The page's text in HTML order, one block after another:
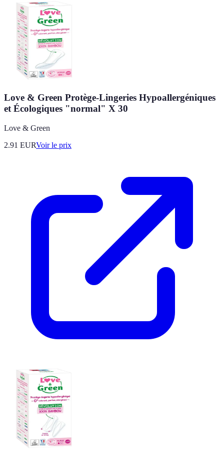
Love & Green Protège-Lingeries Hypoallergéniques
et Écologiques "normal" X 30
Love & Green
2.91 EURVoir le prix